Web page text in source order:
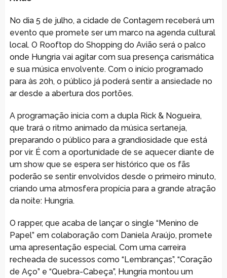
No dia 5 de julho, a cidade de Contagem receberá um
evento que promete ser um marco na agenda cultural
local. O Rooftop do Shopping do Avião será o palco
onde Hungria vai agitar com sua presença carismática
e sua música envolvente. Com o início programado
para às 20h, o público já poderá sentir a ansiedade no
ar desde a abertura dos portões.
A programação inicia com a dupla Rick & Nogueira,
que trará o ritmo animado da música sertaneja,
preparando o público para a grandiosidade que está
por vir. É com a oportunidade de se aquecer diante de
um show que se espera ser histórico que os fãs
poderão se sentir envolvidos desde o primeiro minuto,
criando uma atmosfera propícia para a grande atração
da noite: Hungria.
O rapper, que acaba de lançar o single “Menino de
Papel” em colaboração com Daniela Araújo, promete
uma apresentação especial. Com uma carreira
recheada de sucessos como “Lembranças”, “Coração
de Aço” e “Quebra-Cabeça”, Hungria montou um